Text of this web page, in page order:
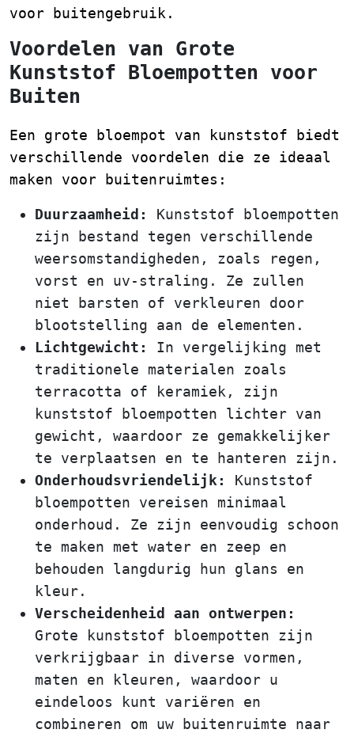
voor buitengebruik.
Voordelen van Grote
Kunststof Bloempotten voor
Buiten
Een grote bloempot van kunststof biedt
verschillende voordelen die ze ideaal
maken voor buitenruimtes:
Duurzaamheid:
Kunststof bloempotten
zijn bestand tegen verschillende
weersomstandigheden, zoals regen,
vorst en uv-straling. Ze zullen
niet barsten of verkleuren door
blootstelling aan de elementen.
Lichtgewicht:
In vergelijking met
traditionele materialen zoals
terracotta of keramiek, zijn
kunststof bloempotten lichter van
gewicht, waardoor ze gemakkelijker
te verplaatsen en te hanteren zijn.
Onderhoudsvriendelijk:
Kunststof
bloempotten vereisen minimaal
onderhoud. Ze zijn eenvoudig schoon
te maken met water en zeep en
behouden langdurig hun glans en
kleur.
Verscheidenheid aan ontwerpen:
Grote kunststof bloempotten zijn
verkrijgbaar in diverse vormen,
maten en kleuren, waardoor u
eindeloos kunt variëren en
combineren om uw buitenruimte naar